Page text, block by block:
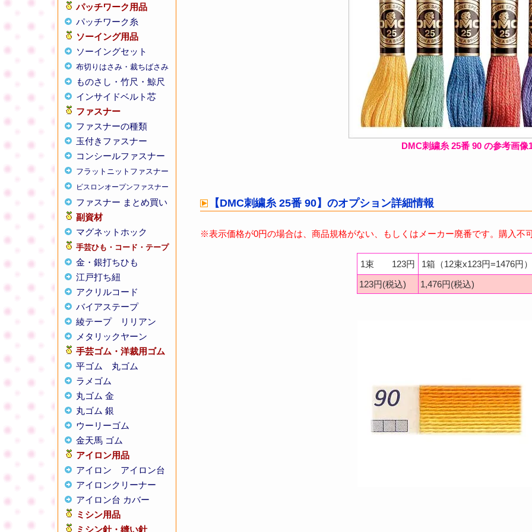
パッチワーク用品
パッチワーク糸
ソーイング用品
ソーイングセット
布切りはさみ・裁ちばさみ
ものさし・竹尺・鯨尺
インサイドベルト芯
ファスナー
ファスナーの種類
玉付きファスナー
コンシールファスナー
フラットニットファスナー
ビスロンオープンファスナー
ファスナー まとめ買い
副資材
マグネットホック
手芸ひも・コード・テープ
金・銀打ちひも
江戸打ち紐
アクリルコード
バイアステープ
綾テープ
リリアン
メタリックヤーン
手芸ゴム・洋裁用ゴム
平ゴム
丸ゴム
ラメゴム
丸ゴム 金
丸ゴム 銀
ウーリーゴム
金天馬 ゴム
アイロン用品
アイロン
アイロン台
アイロンクリーナー
アイロン台 カバー
ミシン用品
ミシン針・縫い針
DMC刺繍糸 25番 90 の参考画像